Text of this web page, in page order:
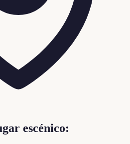
escénico: